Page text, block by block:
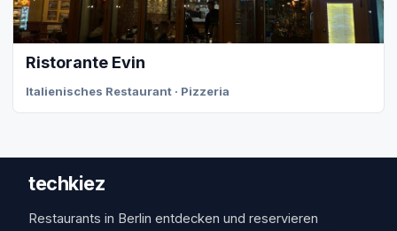
Ristorante Evin
Italienisches Restaurant · Pizzeria
techkiez
Restaurants in Berlin entdecken und reservieren